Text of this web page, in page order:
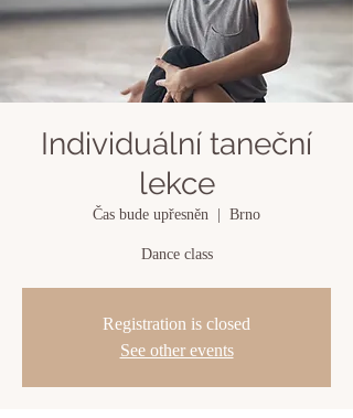
Individuální taneční
lekce
Čas bude upřesněn Brno
Dance class
Registration is closed
See other events